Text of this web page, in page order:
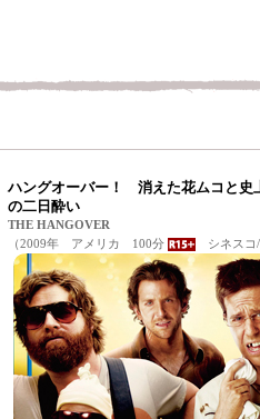
ハングオーバー！ 消えた花ムコと史
の二日酔い
THE HANGOVER
（2009年 アメリカ 100分
シネスコ/